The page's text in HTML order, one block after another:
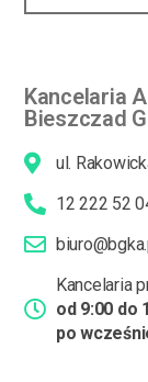
Kancelaria
Bieszczad
ul.
12 222 52
Kancelaria
od 9:00 do
po